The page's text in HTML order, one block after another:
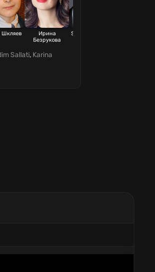
Шкляев
Ирина
Безрукова
Sebastien Sisak
Sallati, Karina